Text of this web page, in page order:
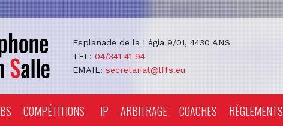
Esplanade de la Légia 9/01, 4430 ANS
TEL: 04/341 41 94
EMAIL: secretariat@lffs.eu
COMPÉTITIONS IP ARBITRAGE COACHES RÈGLEMENTS